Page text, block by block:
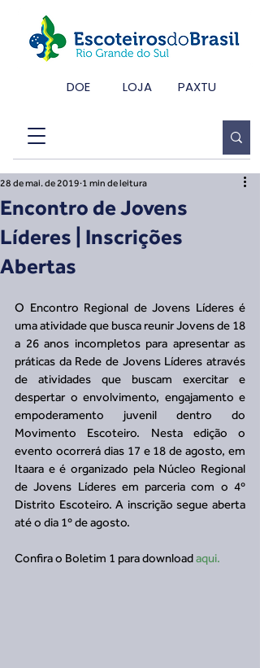
DOE LOJA PAXTU
Encontro de Jovens
Líderes | Inscrições
Abertas
28 de mai. de 2019 1 min de leitura
O Encontro Regional de Jovens Líderes é
uma atividade que busca reunir Jovens de 18
a 26 anos incompletos para apresentar as
práticas da Rede de Jovens Líderes através
de atividades que buscam exercitar e
despertar o envolvimento, engajamento e
empoderamento juvenil dentro do
Movimento Escoteiro. Nesta edição o
evento ocorrerá dias 17 e 18 de agosto, em
Itaara e é organizado pela Núcleo Regional
de Jovens Líderes em parceria com o 4º
Distrito Escoteiro. A inscrição segue aberta
até o dia 1º de agosto.
Confira o Boletim 1 para download aqui.